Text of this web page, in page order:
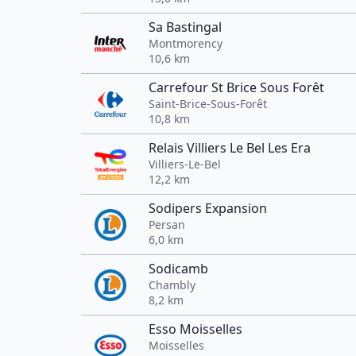
Sa Bastingal
Montmorency
10,6 km
Carrefour St Brice Sous Forêt
Saint-Brice-Sous-Forêt
10,8 km
Relais Villiers Le Bel Les Era
Villiers-Le-Bel
12,2 km
Sodipers Expansion
Persan
6,0 km
Sodicamb
Chambly
8,2 km
Esso Moisselles
Moisselles